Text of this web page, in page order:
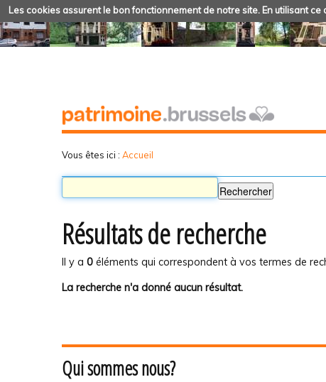
Les cookies assurent le bon fonctionnement de notre site. En utilisant
Vous êtes ici : Accueil
Résultats de recherche
Il y a 0 éléments qui correspondent à vos termes de
La recherche n'a donné aucun résultat.
Qui sommes nous?